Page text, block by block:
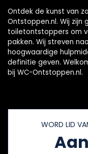
Ontdek de kunst van
Ontstoppen.nl. Wij zijn
toiletontstoppers om
pakken. Wij streven
hoogwaardige
definitie geven.
bij WC-Ontstoppen.nl.
WORD LID